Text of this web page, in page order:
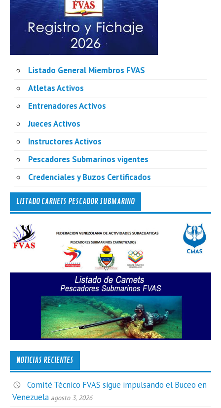
Listado General Miembros FVAS
Atletas Activos
Entrenadores Activos
Jueces Activos
Instructores Activos
Pescadores Submarinos vigentes
Credenciales y Buzos Certificados
LISTADO CARNETS PESCADOR SUBMARINO
NOTICIAS RECIENTES
Comité Técnico FVAS sigue impulsando el Buceo en
Venezuela agosto 3, 2026